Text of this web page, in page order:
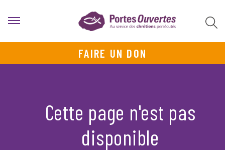
FAIRE UN DON
Cette page n'est pas
disponible